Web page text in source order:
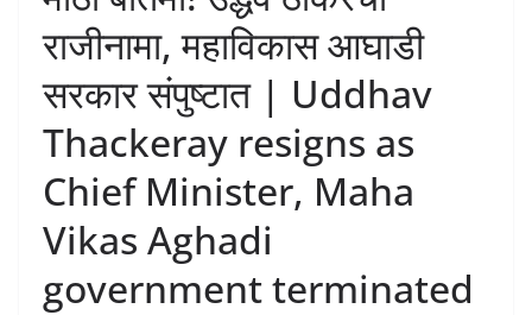
राजीनामा, महाविकास आघाडी
सरकार संपुष्टात | Uddhav
Thackeray resigns as
Chief Minister, Maha
Vikas Aghadi
government terminated